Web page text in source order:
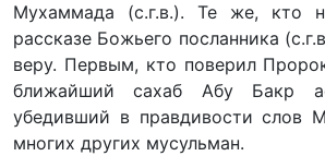
Мухаммада (с.г.в.). Те же, кто
рассказе Божьего посланника
веру. Первым, кто поверил
ближайший сахаб Абу Бакр
убедивший в правдивости слов
многих других мусульман.